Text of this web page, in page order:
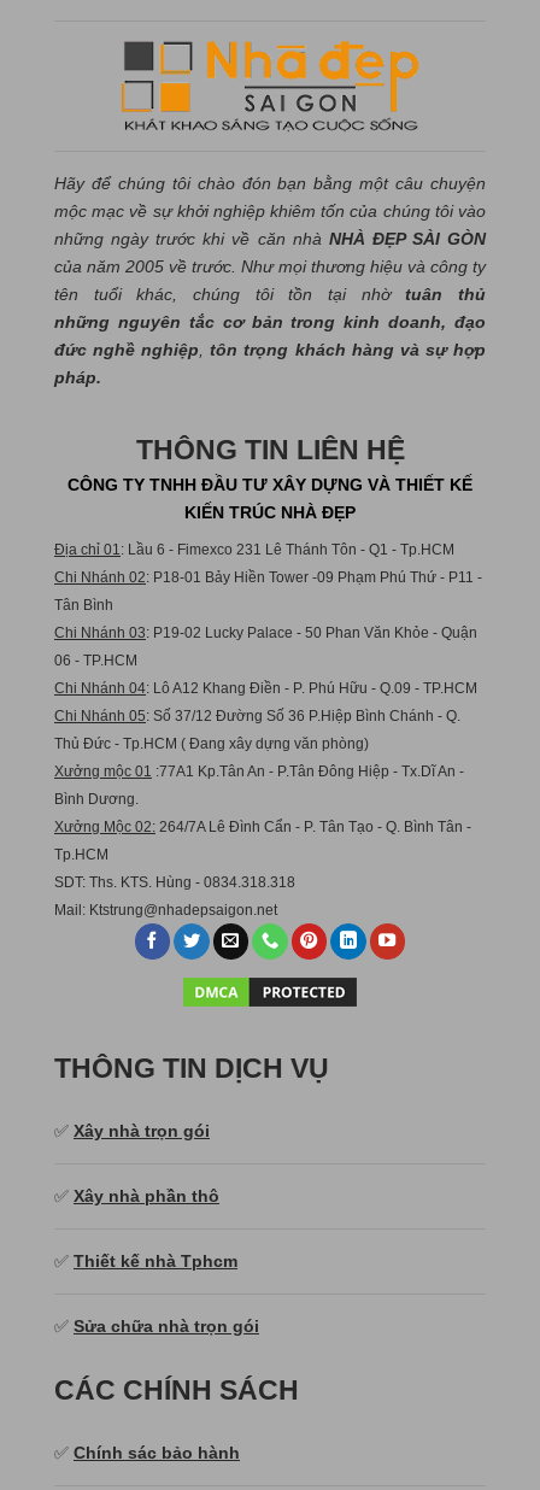
Hãy để chúng tôi chào đón bạn bằng một câu chuyện
mộc mạc về sự khởi nghiệp khiêm tốn của chúng tôi vào
những ngày trước khi về căn nhà NHÀ ĐẸP SÀI GÒN
của năm 2005 về trước. Như mọi thương hiệu và công ty
tên tuổi khác, chúng tôi tồn tại nhờtuân thủ
những nguyên tắc cơ bản trong kinh doanh, đạo
đức nghề nghiệp ,tôn trọng khách hàng và sự hợp
pháp.
THÔNG TIN LIÊN HỆ
CÔNG TY TNHH ĐẦU TƯ XÂY DỰNG VÀ THIẾT KẾ
KIẾN TRÚC NHÀ ĐẸP
Địa chỉ 01 : Lầu 6 - Fimexco 231 Lê Thánh Tôn - Q1 - Tp.HCM
Chi Nhánh 02: P18-01 Bảy Hiền Tower -09 Phạm Phú Thứ - P11 -
Tân Bình
Chi Nhánh 03: P19-02 Lucky Palace - 50 Phan Văn Khỏe - Quận
06 - TP.HCM
Chi Nhánh 04: Lô A12 Khang Điền - P. Phú Hữu - Q.09 - TP.HCM
Chi Nhánh 05: Số 37/12 Đường Số 36 P.Hiệp Bình Chánh - Q.
Thủ Đức - Tp.HCM ( Đang xây dựng văn phòng)
Xưởng mộc 01
:77A1 Kp.Tân An - P.Tân Đông Hiệp - Tx.Dĩ An -
Bình Dương.
Xưởng Mộc 02: 264/7A Lê Đình Cẩn - P. Tân Tạo - Q. Bình Tân -
Tp.HCM
SDT: Ths. KTS. Hùng - 0834.318.318
Mail: Ktstrung@nhadepsaigon.net
THÔNG TIN DỊCH VỤ
✅ Xây nhà trọn gói
✅ Xây nhà phần thô
✅ Thiết kế nhà Tphcm
✅ Sửa chữa nhà trọn gói
CÁC CHÍNH SÁCH
✅ Chính sác bảo hành